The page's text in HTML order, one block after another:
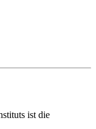
ist die